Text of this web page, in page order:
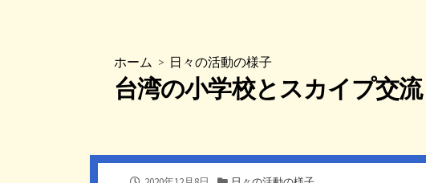
ホーム > 日々の活動の様子
台湾の小学校とスカイプ交流
公
カ